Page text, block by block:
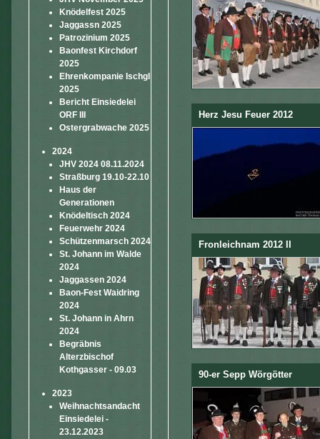
Knödelfest 2025
Jaggassn 2025
Patrozinium 2025
Baonfest Kirchdorf
2025
Ehrenkompanie Ischgl
2025
Bericht Einsiedelei
ORF III
Ostergrabwache 2025
2024
JHV 2024 08.11.2024
Straßburg 19.10-22.10
Haus der
Generationen
Knödeltisch 2024
Feuerwehr 2024
Schützenmarsch 2024
St. Johann im Walde
2024
Jaggassen 2024
Baon-Fest Waidring
2024
St. Johann in Ahrn
2024
Begräbnis
Alterzbischof
Kothgasser - 09.03
2023
Weihnachtsandacht
Einsiedelei -
23.12.2023
Herz Jesu Feuer 2012
Fronleichnam 2012 II
90-er Sepp Wörgötter